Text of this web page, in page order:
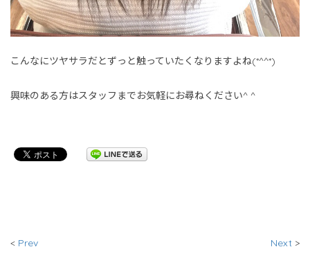
こんなにツヤサラだとずっと触っていたくなりますよね(*^^*)
興味のある方はスタッフまでお気軽にお尋ねください^ ^
< Prev Next >